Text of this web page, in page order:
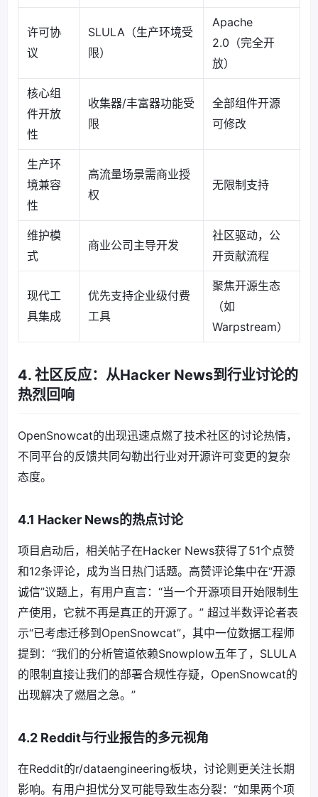
许可协
议
SLULA（生产环境受
限）
Apache
2.0（完全开
放）
核心组
件开放
性
收集器/丰富器功能受
限
全部组件开源
可修改
生产环
境兼容
性
高流量场景需商业授
权
无限制支持
维护模
式
商业公司主导开发
社区驱动，公
开贡献流程
现代工
具集成
优先支持企业级付费
工具
聚焦开源生态
（如
Warpstream）
4. 社区反应：从Hacker News到行业讨论的
热烈回响
OpenSnowcat的出现迅速点燃了技术社区的讨论热情，
不同平台的反馈共同勾勒出行业对开源许可变更的复杂
态度。
4.1 Hacker News的热点讨论
项目启动后，相关帖子在Hacker News获得了51个点赞
和12条评论，成为当日热门话题。高赞评论集中在“开源
诚信”议题上，有用户直言：“当一个开源项目开始限制生
产使用，它就不再是真正的开源了。” 超过半数评论者表
示“已考虑迁移到OpenSnowcat”，其中一位数据工程师
提到：“我们的分析管道依赖Snowplow五年了，SLULA
的限制直接让我们的部署合规性存疑，OpenSnowcat的
出现解决了燃眉之急。”
4.2 Reddit与行业报告的多元视角
在Reddit的r/dataengineering板块，讨论则更关注长期
影响。有用户担忧分叉可能导致生态分裂：“如果两个项